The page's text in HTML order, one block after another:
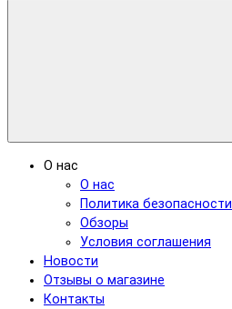
О нас
О нас
Политика безопасности
Обзоры
Условия соглашения
Новости
Отзывы о магазине
Контакты